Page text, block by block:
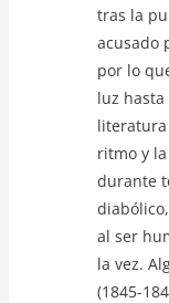
tras la
acusado
por lo
luz
ritmo y
durante
al ser
la vez.
(1845-